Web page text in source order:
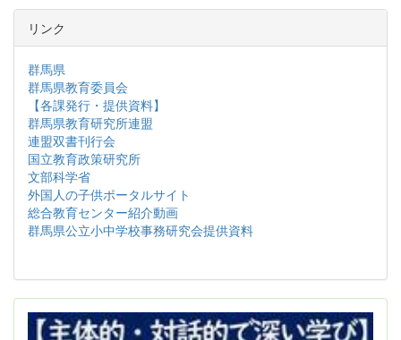
リンク
群馬県
群馬県教育委員会
【各課発行・提供資料】
群馬県教育研究所連盟
連盟双書刊行会
国立教育政策研究所
文部科学省
外国人の子供ポータルサイト
総合教育センター紹介動画
群馬県公立小中学校事務研究会提供資料